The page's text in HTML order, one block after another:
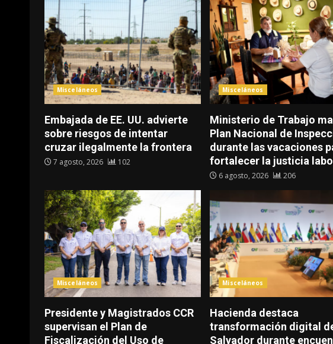
Misceláneos
Embajada de EE. UU. advierte
sobre riesgos de intentar
cruzar ilegalmente la frontera
7 agosto, 2026 102
Misceláneos
Ministerio de Trabajo
Plan Nacional de
durante las vacaciones
fortalecer la justicia
6 agosto, 2026 206
Misceláneos
Presidente y Magistrados CCR
supervisan el Plan de
Fiscalización del Uso de
Misceláneos
Hacienda destaca
transformación digital
Salvador durante